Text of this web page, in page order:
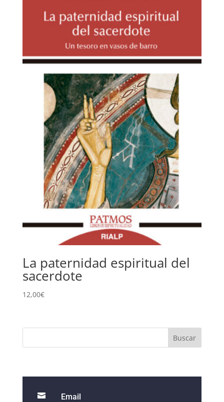
La paternidad espiritual del
sacerdote
12,00€
 Email